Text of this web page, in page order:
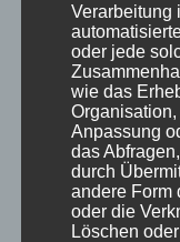
Verarbeitung
oder jede
wie das
Anpassung
das
durch
andere Form
oder die
Löschen